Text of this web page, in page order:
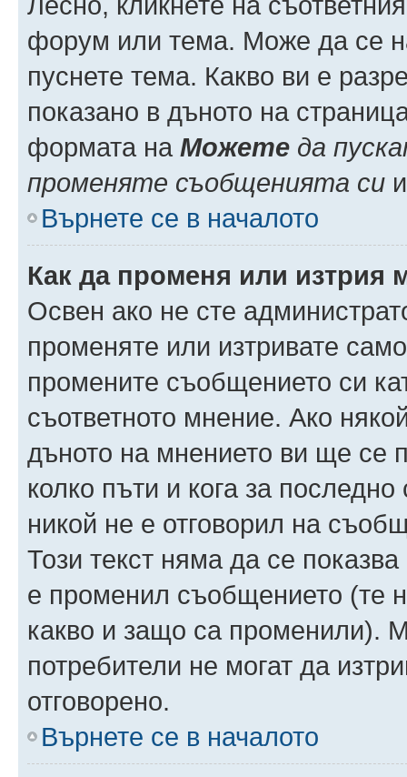
форум или тема. Може да се
пуснете тема. Какво ви е
показано в дъното на
формата на Можете да
променяте съобщенията си
Върнете се в началото
Как да променя или изтрия
Освен ако не сте
променяте или изтривате
промените съобщението си
съответното мнение. Ако
дъното на мнението ви ще се
колко пъти и кога за
никой не е отговорил на
Този текст няма да се
е променил съобщението (те
какво и защо са променили).
потребители не могат да
отговорено.
Върнете се в началото